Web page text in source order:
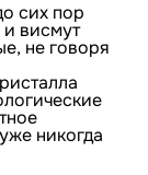
сих пор
и висмут
не говоря
никогда